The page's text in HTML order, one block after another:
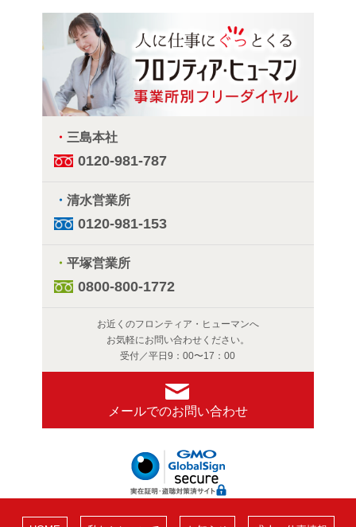
・ 三島本社
0120-981-787
・ 清水営業所
0120-981-153
・ 平塚営業所
0800-800-1772
お近くのフロンティア・ヒューマンへ
お気軽にお問い合わせください。
受付／平日9：00〜17：00
メールでのお問い合わせ